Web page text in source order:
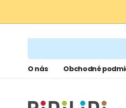
O nás Obchodné